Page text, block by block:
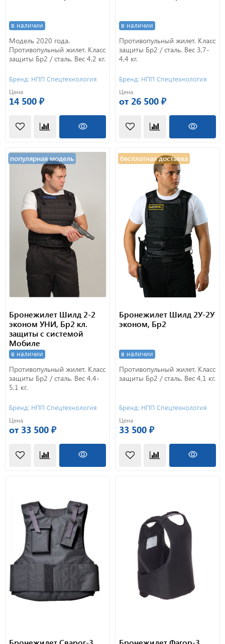
в наличии
Модель 2020 года.
Противопульный жилет. Класс
защиты Бр2 / сталь. Вес 4,2 кг.
Бренд: НПП Спецтехнология
Цена
14 500 ₽
в наличии
Противопульный жилет. Класс
защиты Бр2 / сталь. Вес 3,7-
4,4 кг.
Бренд: НПП Спецтехнология
Цена
от 26 500 ₽
популярная модель
Бронежилет Шилд 2-2
эконом УНИ, Бр2 кл.
защиты с системой
Мобиле
в наличии
Противопульный жилет. Класс
защиты Бр2 / сталь. Вес 4,4-
5,1 кг.
Бренд: НПП Спецтехнология
Цена
от 33 500 ₽
бесплатная доставка
Бронежилет Шилд 2У-2У
эконом, Бр2
в наличии
Противопульный жилет. Класс
защиты Бр2 / сталь. Вес 4,1 кг.
Бренд: НПП Спецтехнология
Цена
33 500 ₽